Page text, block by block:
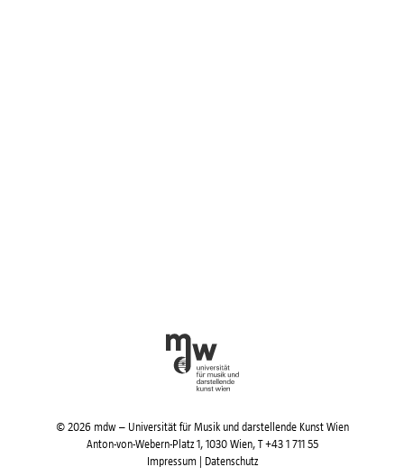
© 2026 mdw – Universität für Musik und darstellende Kunst Wien
Anton-von-Webern-Platz 1, 1030 Wien, T +43 1 711 55
Impressum| Datenschutz